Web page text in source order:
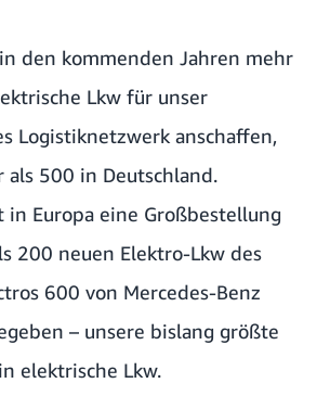
den kommenden Jahren mehr
Lkw für unser
Logistiknetzwerk anschaffen,
als 500 in Deutschland.
in Europa eine Großbestellung
200 neuen Elektro-Lkw des
600 von Mercedes-Benz
– unsere bislang größte
elektrische Lkw.